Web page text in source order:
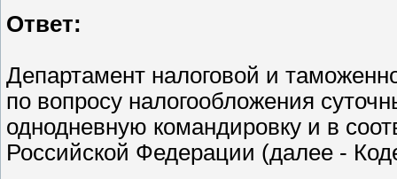
Ответ:
Департамент налоговой и
по вопросу налогообложения
однодневную командировку и в
Российской Федерации (далее -